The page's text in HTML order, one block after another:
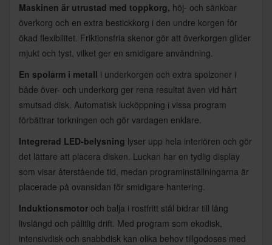
Maskinen är utrustad med toppkorg, höj- och sänkbar
överkorg och en extra bestickkorg i den undre korgen för
ökad flexibilitet. Friktionsfria skenor gör att överkorgen glider
mjukt och tyst, vilket ger en smidigare användning.
En spolarm i metall i underkorgen och extra spolzoner i
både över- och underkorg ger rena resultat även vid hårt
smutsad disk. Automatisk lucköppning i vissa program
förbättrar torkningen och gör vardagen enklare.
Integrerad LED-belysning lyser upp hela interiören och gör
det lättare att placera disken. Luckan har en tydlig display
som visar återstående tid, medan programinställningarna är
placerade på ovansidan för smidigare hantering.
Induktionsmotor och balja i rostfritt stål bidrar till lång
livslängd och pålitlig drift. Med program som ekodisk,
intensivdisk och snabbdisk kan olika behov tillgodoses med